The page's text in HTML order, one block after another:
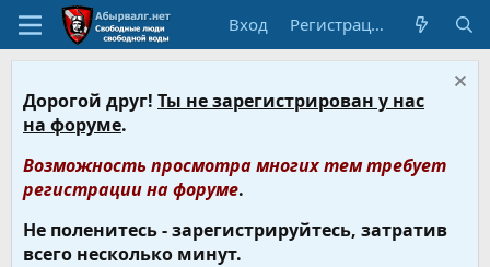
Вход Регистрация
Дорогой друг! Ты не зарегистрирован у нас
на форуме.
Возможность просмотра многих тем требует
регистрации на форуме.
Не поленитесь - зарегистрируйтесь, затратив
всего несколько минут.